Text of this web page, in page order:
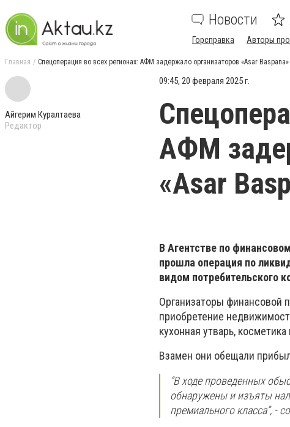
Новости
Горсправка Авторы
Главная Спецоперация во всех регионах: АФМ задержало организаторов «Asar Baspana»
Айгерим Куралтаева
Редактор
09:45, 20 февраля 2025 г.
АФМ
«Asar
В Агентстве по
прошла операция по
видом потребительского
Организаторы финансовой
приобретение
кухонная утварь,
Взамен они обещали
“В ходе проведенных
обнаружены и изъяты
премиального класса”, -